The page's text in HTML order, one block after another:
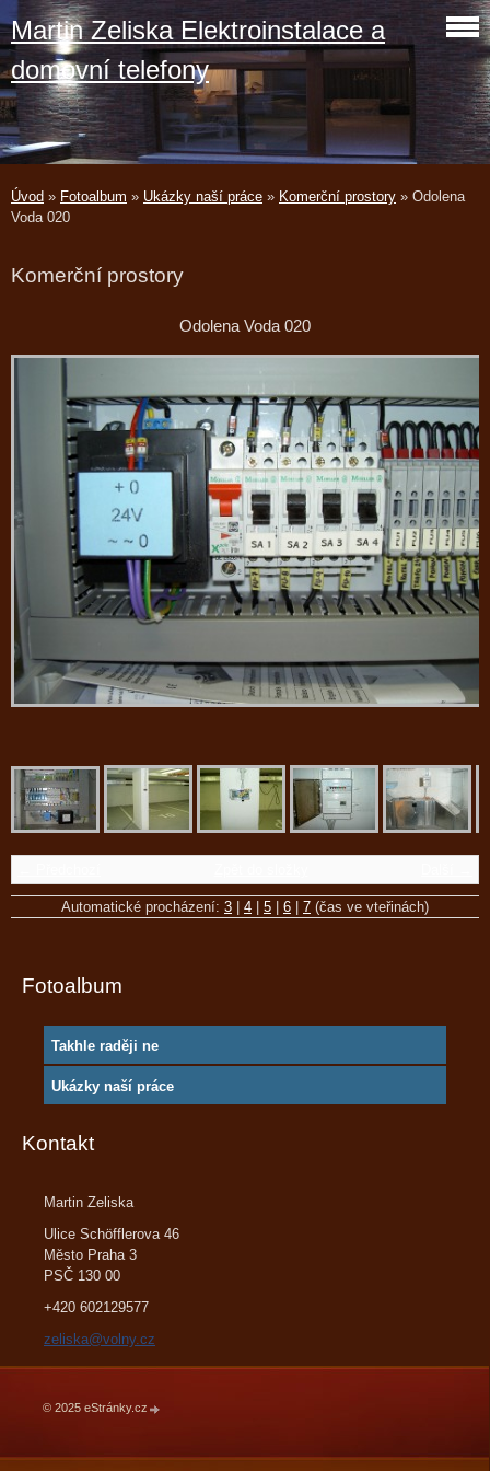
Martin Zeliska Elektroinstalace a
domovní telefony
Úvod » Fotoalbum » Ukázky naší práce » Komerční prostory » Odolena
Voda 020
Komerční prostory
Odolena Voda 020
Automatické procházení: 3 4 5 6 7 (čas ve vteřinách)
Fotoalbum
Takhle raději ne
Ukázky naší práce
Kontakt
Martin Zeliska
Ulice Schöfflerova 46
Město Praha 3
PSČ 130 00
+420 602129577
zeliska@volny.cz
© 2025 eStránky.cz